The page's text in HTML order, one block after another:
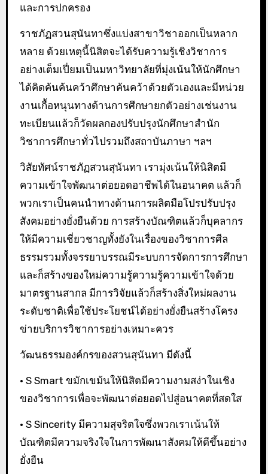
และการปกครอง
ราชภัฏสวนสุนันทาซึ่งแบ่งสาขาวิชาออกเป็นหลาก
หลาย ด้วยเหตุนี้นิสิตจะได้รับความรู้เชิงวิชาการ
อย่างเต็มเปี่ยมเป็นมหาวิทยาลัยที่มุ่งเน้นให้นักศึกษา
ได้คิดค้นค้นคว้าศึกษาค้นคว้าด้วยตัวเองและมีหน่วย
งานเกื้อหนุนทางด้านการศึกษายกตัวอย่างเช่นงาน
ทะเบียนแล้วก็วัดผลกองปรับปรุงนักศึกษาสำนัก
วิชาการศึกษาทั่วไปรวมถึงสถาบันภาษา ฯลฯ
วิสัยทัศน์ราชภัฏสวนสุนันทา เรามุ่งเน้นให้นิสิตมี
ความเข้าใจพัฒนาต่อยอดอาชีพได้ในอนาคต แล้วก็
พวกเราเป็นคนนำทางด้านการผลิตมือโปรปรับปรุง
สังคมอย่างยั่งยืนด้วย การสร้างบัณฑิตแล้วก็บุคลากร
ให้มีความเชี่ยวชาญทั้งยังในเรื่องของวิชาการศีล
ธรรมรวมทั้งจรรยาบรรณมีระบบการจัดการการศึกษา
และก็สร้างของใหม่ความรู้ความรู้ความเข้าใจด้วย
มาตรฐานสากล มีการวิจัยแล้วก็สร้างสิ่งใหม่ผลงาน
ระดับชาติเพื่อใช้ประโยชน์ได้อย่างยั่งยืนสร้างโครง
ข่ายบริการวิชาการอย่างเหมาะควร
วัฒนธรรมองค์กรของสวนสุนันทา มีดังนี้
• S Smart ขมักเขม้นให้นิสิตมีความงามสง่าในเชิง
ของวิชาการเพื่อจะพัฒนาต่อยอดไปสู่อนาคตที่สดใส
• S Sincerity มีความสุจริตใจซึ่งพวกเราเน้นให้
บัณฑิตมีความจริงใจในการพัฒนาสังคมให้ดีขึ้นอย่าง
ยั่งยืน